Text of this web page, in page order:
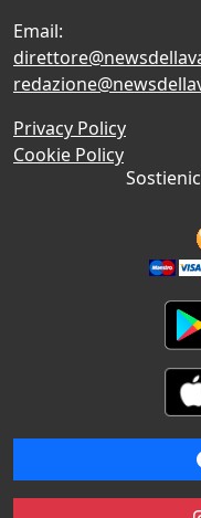
Email:
Privacy Policy
Cookie Policy